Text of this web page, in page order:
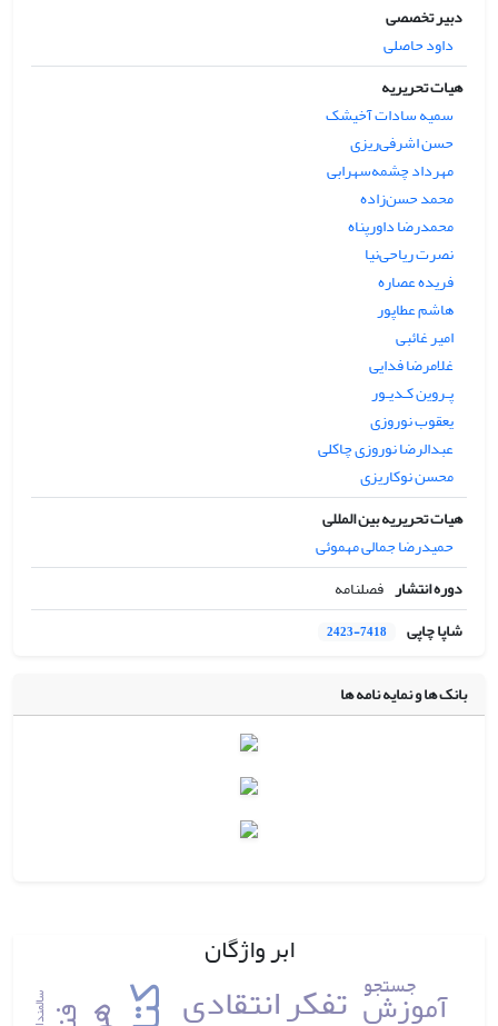
دبیر تخصصی
داود حاصلی
هیات تحریریه
سمیه سادات آخیشک
حسن اشرفی‌ریزی
مهرداد چشمه‌سهرابی
محمد حسن‌زاده
محمدرضا داورپناه
نصرت ریاحی‌نیا
فریده عصاره
هاشم عطاپور
امیر غائبی
غلامرضا فدایی
پـروین کـدیـور
یعقوب نوروزی
عبدالرضا نوروزی چاکلی
محسن نوکاریزی
هیات تحریریه بین المللی
حمیدرضا جمالی مهموئی
دوره انتشار فصلنامه
شاپا چاپی
2423-7418
بانک ها و نمایه نامه ها
ابر واژگان
تفکر انتقادی آموزش
جستجو
سالمندان